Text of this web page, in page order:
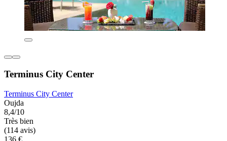
Terminus City Center
Terminus City Center
Oujda
8,4/10
Très bien
(114 avis)
136 €